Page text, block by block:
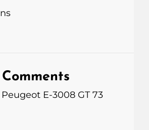
Peugeot E-3008 GT 73